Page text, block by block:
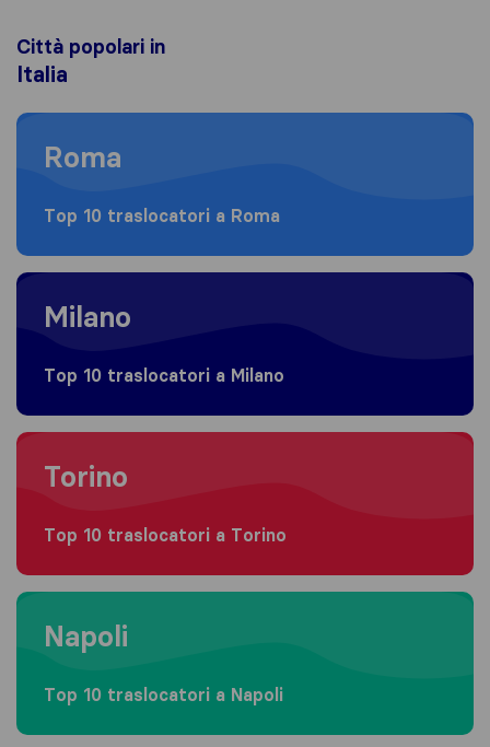
Città popolari in
Italia
Moving to Roma
Roma
Top 10 traslocatori a Roma
Moving to Milano
Milano
Top 10 traslocatori a Milano
Moving to Torino
Torino
Top 10 traslocatori a Torino
Moving to Napoli
Napoli
Top 10 traslocatori a Napoli